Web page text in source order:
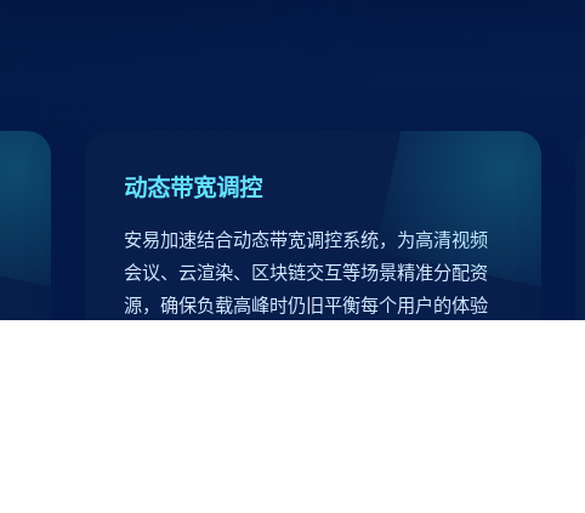
动态带宽调控
安易加速结合动态带宽调控系统，为高清视频
会议、云渲染、区块链交互等场景精准分配资
源，确保负载高峰时仍旧平衡每个用户的体验